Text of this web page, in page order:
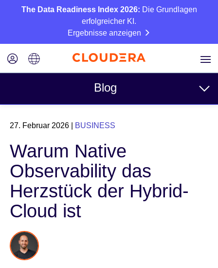
The Data Readiness Index 2026: Die Grundlagen
erfolgreicher KI.
Ergebnisse anzeigen
Blog
Themen
Business
Technisch
Partner
Kultur
Branche
Finanzdienstleistungen
27. Februar 2026 BUSINESS
Warum Native
Observability das
Herzstück der Hybrid-
Cloud ist